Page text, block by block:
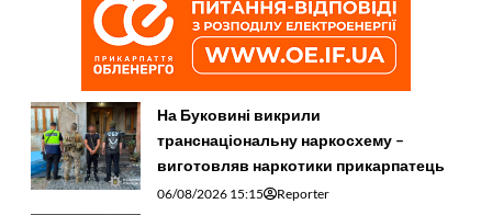
На Буковині викрили
транснаціональну наркосхему –
виготовляв наркотики прикарпатець
06/08/2026 15:15 Reporter